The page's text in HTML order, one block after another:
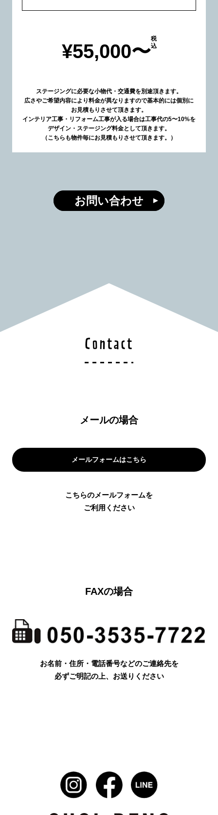
¥55,000〜
税
込
ステージングに必要な小物代・交通費を別途頂きます。
広さやご希望内容により料金が異なりますので基本的には個別に
お見積もりさせて頂きます。
インテリア工事・リフォーム工事が入る場合は工事代の5〜10%を
デザイン・ステージング料金として頂きます。
（こちらも物件毎にお見積もりさせて頂きます。）
お問い合わせ
Contact
メールの場合
メールフォームはこちら
こちらのメールフォームを
ご利用ください
FAXの場合
お名前・住所・電話番号などのご連絡先を
必ずご明記の上、お送りください